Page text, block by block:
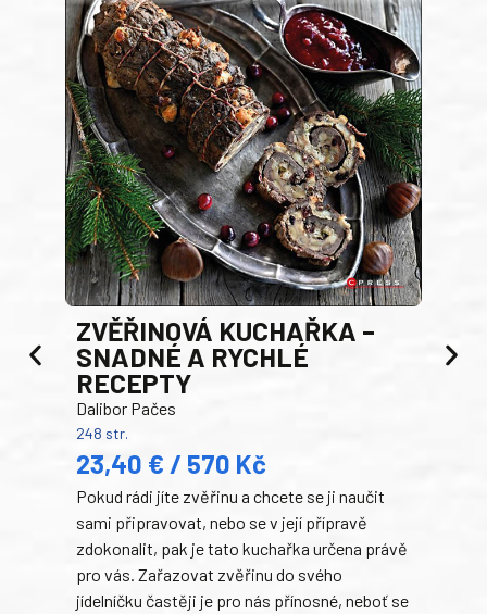
ZVĚŘINOVÁ KUCHAŘKA –
SNADNÉ A RYCHLÉ
RECEPTY
Dalibor Pačes
248 str.
23,40 € / 570 Kč
Pokud rádi jíte zvěřinu a chcete se ji naučit
sami připravovat, nebo se v její přípravě
zdokonalit, pak je tato kuchařka určena právě
pro vás. Zařazovat zvěřinu do svého
jídelníčku častěji je pro nás přínosné, neboť se